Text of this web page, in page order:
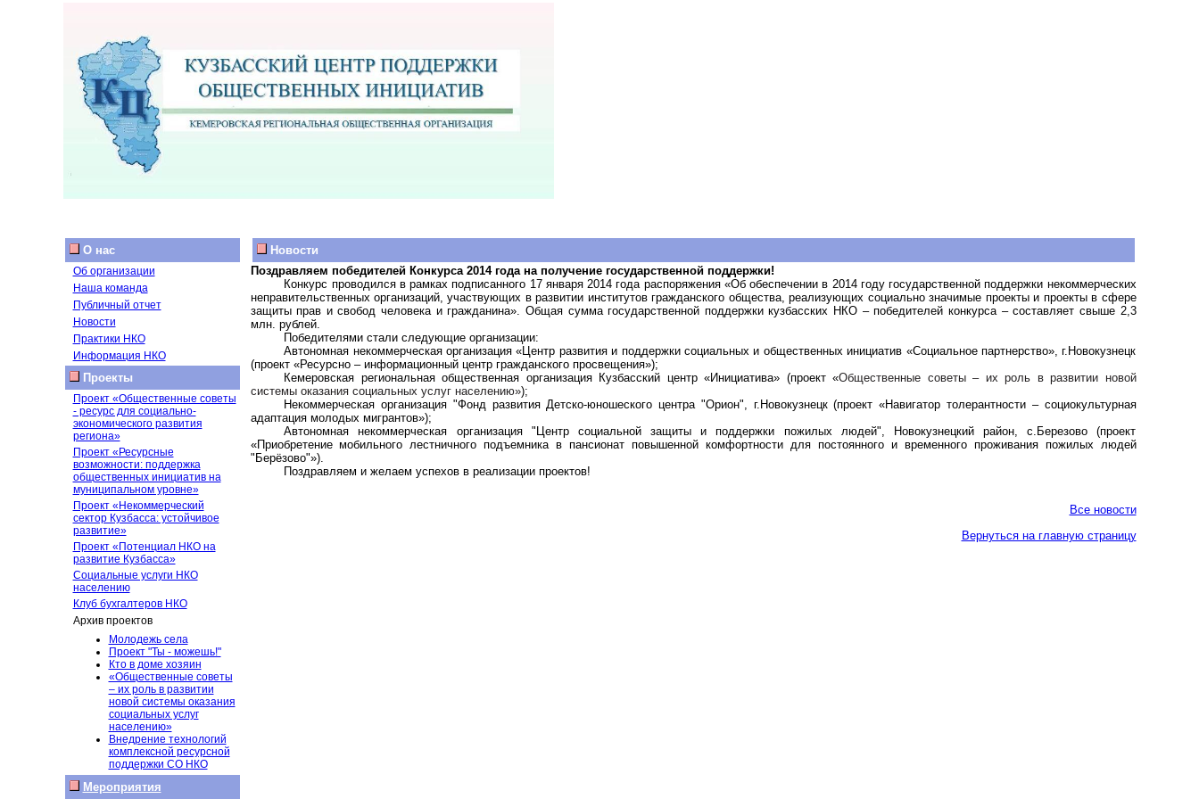
О нас
Об организации
Наша команда
Публичный отчет
Новости
Практики НКО
Информация НКО
Проекты
Проект «Общественные советы
- ресурс для социально-
экономического развития
региона»
Проект «Ресурсные
возможности: поддержка
общественных инициатив на
муниципальном уровне»
Проект «Некоммерческий
сектор Кузбасса: устойчивое
развитие»
Проект «Потенциал НКО на
развитие Кузбасса»
Социальные услуги НКО
населению
Клуб бухгалтеров НКО
Архив проектов
Молодежь села
Проект "Ты - можешь!"
Кто в доме хозяин
«Общественные советы
– их роль в развитии
новой системы оказания
социальных услуг
населению»
Внедрение технологий
комплексной ресурсной
поддержки СО НКО
Мероприятия
Новости
Поздравляем победителей Конкурса 2014 года на получение государственной поддержки!
Конкурс проводился в рамках подписанного 17 января 2014 года распоряжения «Об обеспечении в 2014 году государственной поддержки некоммерческих
неправительственных организаций, участвующих в развитии институтов гражданского общества, реализующих социально значимые проекты и проекты в сфере
защиты прав и свобод человека и гражданина». Общая сумма государственной поддержки кузбасских НКО – победителей конкурса – составляет свыше 2,3
млн. рублей.
Победителями стали следующие организации:
Автономная некоммерческая организация «Центр развития и поддержки социальных и общественных инициатив «Социальное партнерство», г.Новокузнецк
(проект «Ресурсно – информационный центр гражданского просвещения»);
Кемеровская региональная общественная организация Кузбасский центр «Инициатива» (проект «Общественные советы – их роль в развитии новой
системы оказания социальных услуг населению»);
Некоммерческая организация "Фонд развития Детско-юношеского центра "Орион", г.Новокузнецк (проект «Навигатор толерантности – социокультурная
адаптация молодых мигрантов»);
Автономная некоммерческая организация "Центр социальной защиты и поддержки пожилых людей", Новокузнецкий район, с.Березово (проект
«Приобретение мобильного лестничного подъемника в пансионат повышенной комфортности для постоянного и временного проживания пожилых людей
"Берёзово"»).
Поздравляем и желаем успехов в реализации проектов!
Все новости
Вернуться на главную страницу